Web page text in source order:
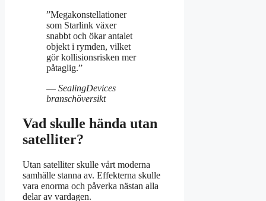
”Megakonstellationer
som Starlink växer
snabbt och ökar antalet
objekt i rymden, vilket
gör kollisionsrisken mer
påtaglig.”
— SealingDevices
branschöversikt
Vad skulle hända utan
satelliter?
Utan satelliter skulle vårt moderna
samhälle stanna av. Effekterna skulle
vara enorma och påverka nästan alla
delar av vardagen.